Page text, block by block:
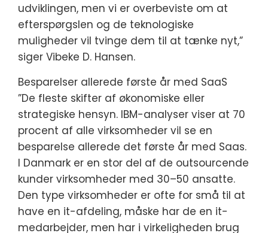
udviklingen, men vi er overbeviste om at
efterspørgslen og de teknologiske
muligheder vil tvinge dem til at tænke nyt,”
siger Vibeke D. Hansen.
Besparelser allerede første år med SaaS
”De fleste skifter af økonomiske eller
strategiske hensyn. IBM-analyser viser at 70
procent af alle virksomheder vil se en
besparelse allerede det første år med Saas.
I Danmark er en stor del af de outsourcende
kunder virksomheder med 30–50 ansatte.
Den type virksomheder er ofte for små til at
have en it-afdeling, måske har de en it-
medarbejder, men har i virkeligheden brug